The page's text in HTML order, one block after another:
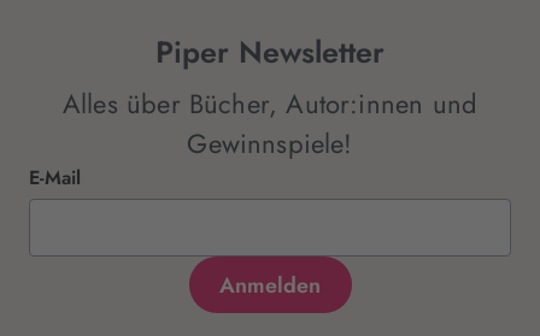
Piper Newsletter
Alles über Bücher, Autor:innen und
Gewinnspiele!
E-Mail